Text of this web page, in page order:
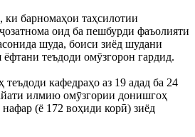
барномаҳои таҳсилотии
оид ба пешбурди фаъолияти
шуда, боиси зиёд шудани
теъдоди омӯзгорон гардид.
кафедраҳо аз 19 адад ба 24
илмию омӯзгории донишгоҳ
(ё 172 воҳиди корӣ) зиёд